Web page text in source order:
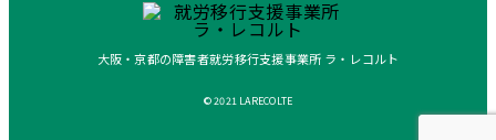
大阪・京都の障害者就労移行支援事業所 ラ・レコルト
© 2021 LARECOLTE